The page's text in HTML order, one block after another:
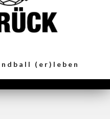
(er)leben